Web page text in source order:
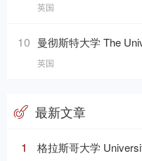
英国
10 曼彻斯特大学 The
英国
最新文章
1 格拉斯哥大学